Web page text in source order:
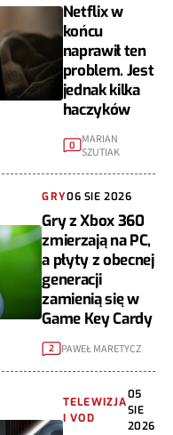
Netflix w
końcu
naprawił ten
problem. Jest
jednak kilka
haczyków
0
MARIAN
SZUTIAK
GRY06 SIE 2026
Gry z Xbox 360
zmierzają na PC,
a płyty z obecnej
generacji
zamienią się w
Game Key Cardy
2 PAWEŁ MARETYCZ
TELEWIZJA
I VOD
05
SIE
2026